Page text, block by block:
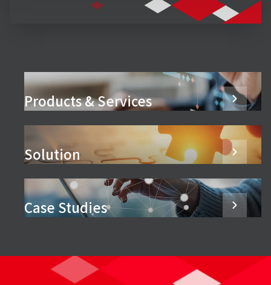
Products & Services
Solution
Case Studies